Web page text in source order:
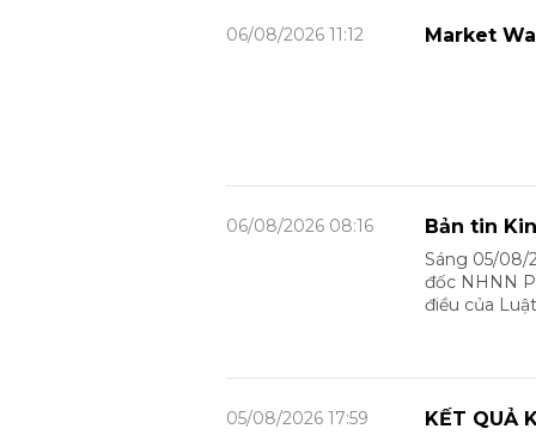
Market
06/08/2026 11:12
Bản tin
Sáng 05/08/
đốc NHNN
điều của
06/08/2026 08:16
KẾT QUẢ
05/08/2026 17:59